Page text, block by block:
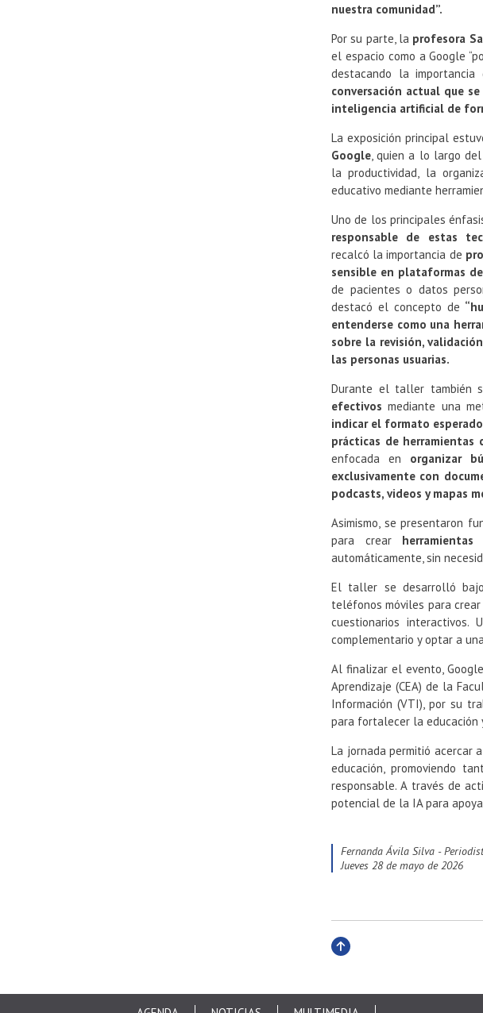
nuestra comunidad”.
Por su parte, la profesora
el espacio como a Google
destacando la importancia
conversación actual que
inteligencia artificial de
La exposición principal
Google, quien a lo largo
la productividad, la
educativo mediante
Uno de los principales
responsable de estas
recalcó la importancia de
sensible en plataformas
de pacientes o datos
destacó el concepto de
entenderse como una
sobre la revisión,
las personas usuarias.
Durante el taller también
efectivos mediante una
indicar el formato
prácticas de herramientas
enfocada en organizar
exclusivamente con
podcasts, videos y mapas
Asimismo, se presentaron
para crear
automáticamente, sin
El taller se desarrolló
teléfonos móviles para
cuestionarios interactivos.
complementario y optar a
Al finalizar el evento,
Aprendizaje (CEA) de la
Información (VTI), por su
para fortalecer la educación
La jornada permitió acercar
educación, promoviendo
responsable. A través de
potencial de la IA para
Fernanda Ávila Silva -
jueves 28 de mayo de 2026